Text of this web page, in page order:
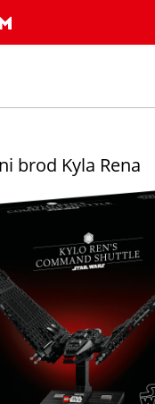
Zapovjedni brod Kyla
brod Kyla Rena